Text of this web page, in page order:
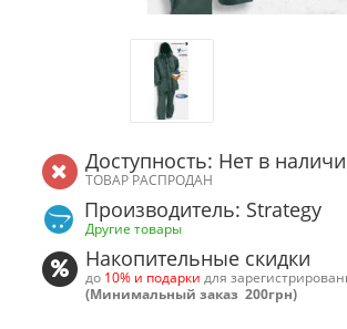
Доступность: Нет в
ТОВАР РАСПРОДАН
Производитель: Strategy
Другие товары
Накопительные скидки
до 10% и подарки для
(Минимальный заказ 200грн)